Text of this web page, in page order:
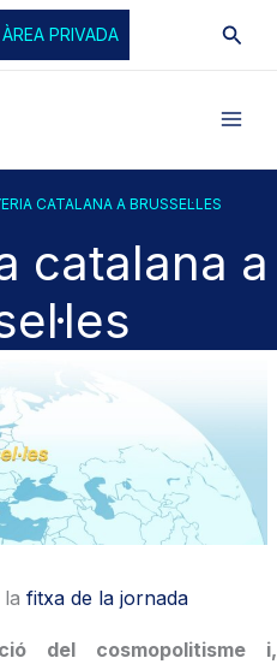
ÀREA PRIVADA
CATALANA A BRUSSEL·LES
catalana a
fitxa de la jornada
del cosmopolitisme i,